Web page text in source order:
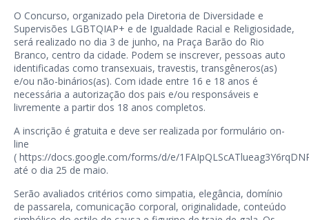
O Concurso, organizado pela Diretoria de Diversidade e
Supervisões LGBTQIAP+ e de Igualdade Racial e Religiosidade,
será realizado no dia 3 de junho, na Praça Barão do Rio
Branco, centro da cidade. Podem se inscrever, pessoas auto
identificadas como transexuais, travestis, transgêneros(as)
e/ou não-binários(as). Com idade entre 16 e 18 anos é
necessária a autorização dos pais e/ou responsáveis e
livremente a partir dos 18 anos completos.
A inscrição é gratuita e deve ser realizada por formulário on-
line
( https://docs.google.com/forms/d/e/
até o dia 25 de maio.
Serão avaliados critérios como simpatia, elegância, domínio
de passarela, comunicação corporal, originalidade, conteúdo